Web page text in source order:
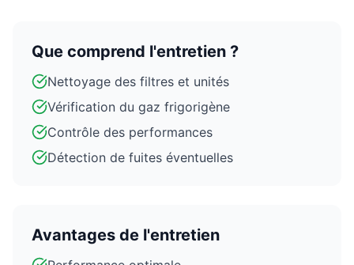
Que comprend l'entretien ?
Nettoyage des filtres et unités
Vérification du gaz frigorigène
Contrôle des performances
Détection de fuites éventuelles
Avantages de l'entretien